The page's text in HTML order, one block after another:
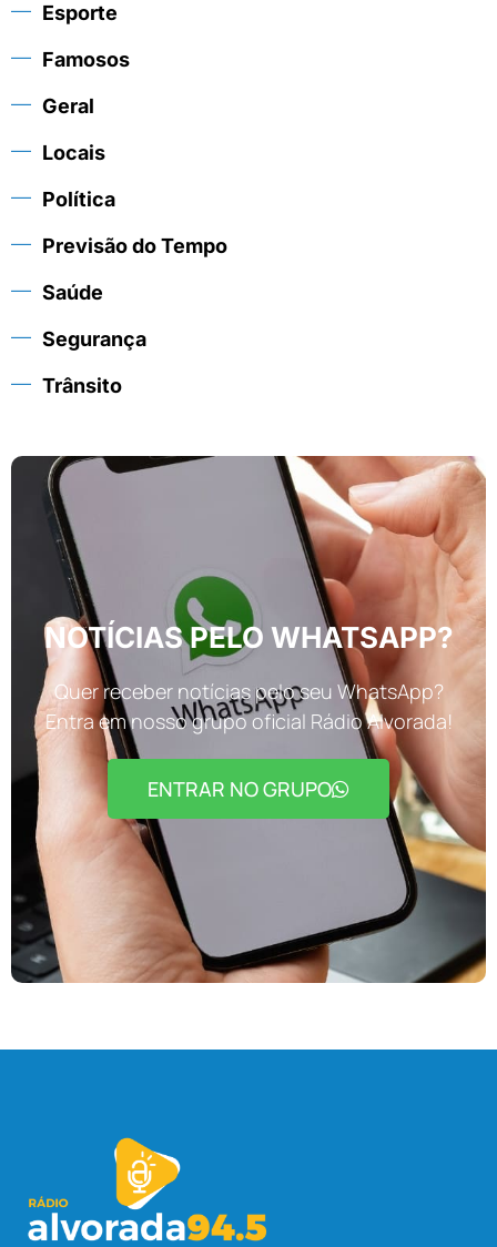
Esporte
Famosos
Geral
Locais
Política
Previsão do Tempo
Saúde
Segurança
Trânsito
NOTÍCIAS PELO WHATSAPP?
Quer receber notícias pelo seu WhatsApp?
Entra em nosso grupo oficial Rádio Alvorada!
ENTRAR NO GRUPO